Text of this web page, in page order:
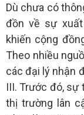
Dù chưa có
đồn về sự xuất
khiến cộng
Theo nhiều
các đại lý nhận
III. Trước đó, sự
thị trường lân